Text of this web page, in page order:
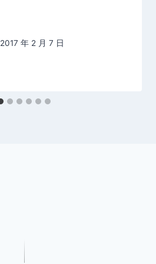
2017 年 2 月 7 日